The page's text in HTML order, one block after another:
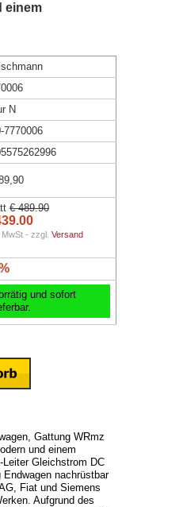
einem
N
7770006
€ 489.90
- zzgl. Versand
und sofort
Gattung WRmz
und einem
Gleichstrom DC
nachrüstbar
Fiat und Siemens
Aufgrund des